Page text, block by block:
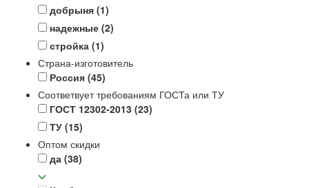
добрыня (1)
надежные (2)
стройка (1)
Страна-изготовитель
Россия (45)
Соответвует требованиям ГОСТа или ТУ
ГОСТ 12302-2013 (23)
ТУ (15)
Оптом скидки
да (38)